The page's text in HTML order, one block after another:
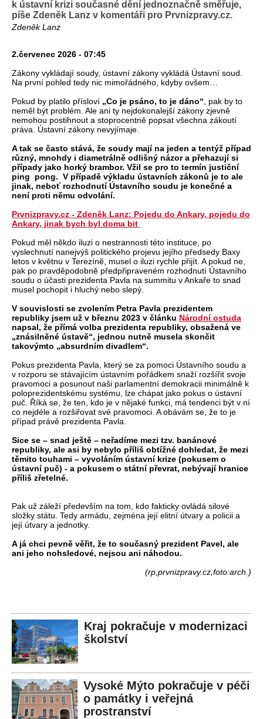
k ústavní krizi současné dění jednoznačně směřuje,
píše Zdeněk Lanz v komentáři pro Prvnizpravy.cz.
Zdeněk Lanz
2.červenec 2026 - 07:45
Zákony vykládají soudy, ústavní zákony vykládá Ústavní soud.
Na první pohled tedy nic mimořádného, kdyby ovšem…
Pokud by platilo přísloví „Co je psáno, to je dáno“ , pak by to
neměl být problém. Ale ani ty nejdokonalejší zákony zjevně
nemohou postihnout a stoprocentně popsat všechna zákoutí
práva. Ústavní zákony nevyjímaje.
A tak se často stává, že soudy mají na jeden a tentýž případ
různý, mnohdy i diametrálně odlišný názor a přehazují si
případy jako horký brambor. Vžil se pro to termín justiční
ping pong. V případě výkladu ústavních zákonů je to ale
jinak, neboť rozhodnutí Ústavního soudu je konečné a
není proti němu odvolání.
Prvnizpravy.cz - Zdeněk Lanz: Pojedu do Ankary, pojedu do
Ankary, jinak bych byl doma bit
Pokud měl někdo iluzi o nestrannosti této instituce, po
vyslechnutí nanejvýš politického projevu jejího předsedy Baxy
letos v květnu v Terezíně, musel o iluzi rychle přijít. A pokud ne,
pak po pravděpodobně předpřipraveném rozhodnutí Ústavního
soudu o účasti prezidenta Pavla na summitu v Ankaře to snad
musel pochopit i hluchý nebo slepý.
V souvislosti se zvolením Petra Pavla prezidentem
republiky jsem už v březnu 2023 v článku Národní ostuda
napsal, že přímá volba prezidenta republiky, obsažená ve
„znásilněné ústavě“, jednou nutně musela skončit
takovýmto „absurdním divadlem“.
Pokus prezidenta Pavla, který se za pomoci Ústavního soudu a
v rozporu se stávajícím ústavním pořádkem snaží rozšířit svoje
pravomoci a posunout naši parlamentní demokracii minimálně k
poloprezidentskému systému, lze chápat jako pokus o ústavní
puč. Říká se, že ten, kdo je v nějaké funkci, má tendenci být v ní
co nejdéle a rozšiřovat své pravomoci. A obávám se, že to je
případ právě prezidenta Pavla.
Sice se – snad ještě – neřadíme mezi tzv. banánové
republiky, ale asi by nebylo příliš obtížné dohledat, že mezi
těmito touhami – vyvoláním ústavní krize (pokusem o
ústavní puč) - a pokusem o státní převrat, nebývají hranice
příliš zřetelné.
Pak už záleží především na tom, kdo fakticky ovládá silové
složky státu. Tedy armádu, zejména její elitní útvary a policii a
její útvary a jednotky.
A já chci pevně věřit, že to současný prezident Pavel, ale
ani jeho nohsledové, nejsou ani náhodou.
(rp,prvnizpravy.cz,foto:arch.)
Kraj pokračuje v modernizaci
školství
Vysoké Mýto pokračuje v péči
o památky i veřejná
prostranství